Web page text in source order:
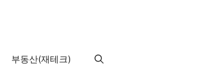
부동산(재테크)